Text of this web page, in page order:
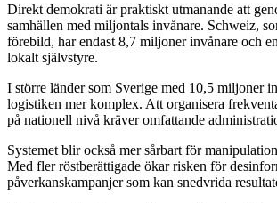
Direkt demokrati är praktiskt utmanande att
samhällen med miljontals invånare. Schweiz,
förebild, har endast 8,7 miljoner invånare och
lokalt självstyre.
I större länder som Sverige med 10,5 miljoner
logistiken mer komplex. Att organisera
på nationell nivå kräver omfattande
Systemet blir också mer sårbart för
Med fler röstberättigade ökar risken för
påverkanskampanjer som kan snedvrida